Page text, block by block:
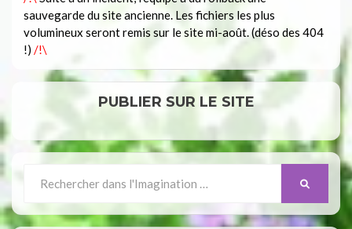
sauvegarde du site ancienne. Les fichiers les plus
volumineux seront remis sur le site mi-août. (déso des 404
!) /!\
PUBLIER SUR LE SITE
for: